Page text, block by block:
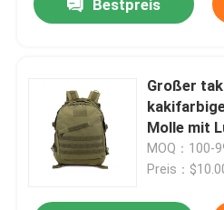
Bestpreis
Großer
Molle mit
MOQ：100-
Preis：